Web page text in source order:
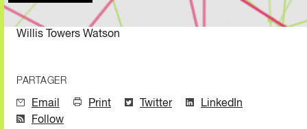
Willis Towers Watson
PARTAGER
Email Print Twitter
LinkedIn
Follow